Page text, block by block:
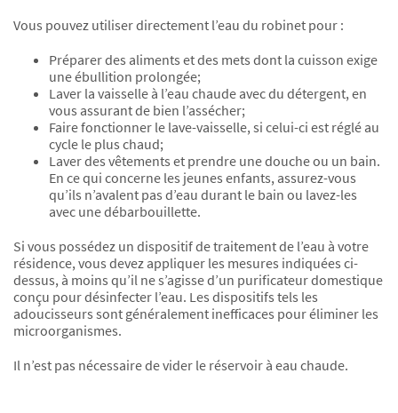
Vous pouvez utiliser directement l’eau du robinet pour :
Préparer des aliments et des mets dont la cuisson exige
une ébullition prolongée;
Laver la vaisselle à l’eau chaude avec du détergent, en
vous assurant de bien l’assécher;
Faire fonctionner le lave-vaisselle, si celui-ci est réglé au
cycle le plus chaud;
Laver des vêtements et prendre une douche ou un bain.
En ce qui concerne les jeunes enfants, assurez-vous
qu’ils n’avalent pas d’eau durant le bain ou lavez-les
avec une débarbouillette.
Si vous possédez un dispositif de traitement de l’eau à votre
résidence, vous devez appliquer les mesures indiquées ci-
dessus, à moins qu’il ne s’agisse d’un purificateur domestique
conçu pour désinfecter l’eau. Les dispositifs tels les
adoucisseurs sont généralement inefficaces pour éliminer les
microorganismes.
Il n’est pas nécessaire de vider le réservoir à eau chaude.